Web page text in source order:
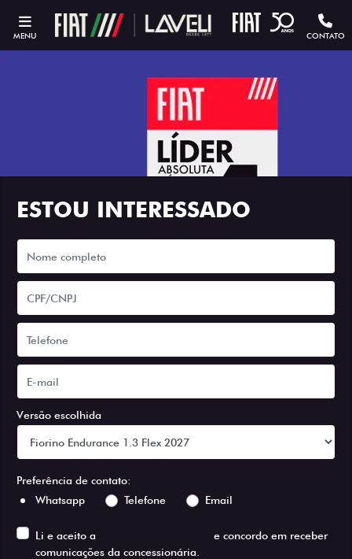
MENU CONTATO
ESTOU INTERESSADO
Versão escolhida
Preferência de contato:
Whatsapp
Telefone Email
Li e aceito a
e concordo em receber
comunicações da concessionária.